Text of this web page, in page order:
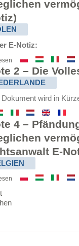
E-Notiz:
2 – Die
Dokument wird in
4 –
E-